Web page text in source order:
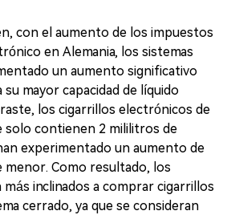
con el aumento de los impuestos
en Alemania, los sistemas
un aumento significativo
mayor capacidad de líquido
los cigarrillos electrónicos de
solo contienen 2 mililitros de
experimentado un aumento de
Como resultado, los
inclinados a comprar cigarrillos
cerrado, ya que se consideran